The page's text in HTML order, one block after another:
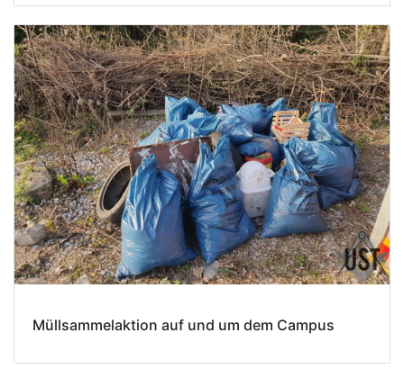
Müllsammelaktion auf und um dem Campus